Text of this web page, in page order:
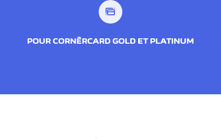
POUR CORNÈRCARD GOLD ET PLATINUM